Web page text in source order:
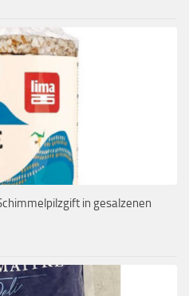
in gesalzenen